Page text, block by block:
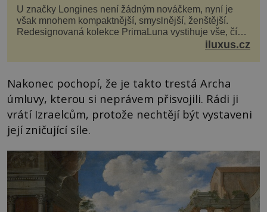
U značky Longines není žádným nováčkem, nyní je
však mnohem kompaktnější, smyslnější, ženštější.
Redesignovaná kolekce PrimaLuna vystihuje vše, čím
je značka Longines dnes a čím byla i před sto dvacet...
iluxus.cz
Nakonec pochopí, že je takto trestá Archa
úmluvy, kterou si neprávem přisvojili. Rádi ji
vrátí Izraelcům, protože nechtějí být vystaveni
její zničující síle.